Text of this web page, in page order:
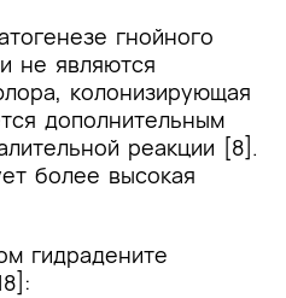
гнойного
не являются
колонизирующая
дополнительным
реакции [8].
более высокая
гидрадените